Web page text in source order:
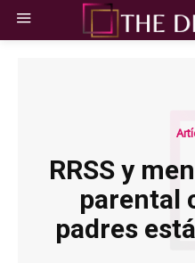
RRSS y menores: control
parental
padres